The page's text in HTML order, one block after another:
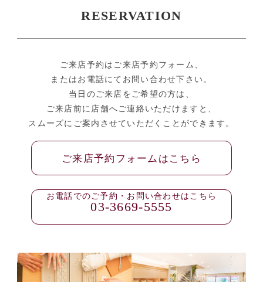
RESERVATION
ご来店予約はご来店予約フォーム、
またはお電話にてお問い合わせ下さい。
当日のご来店をご希望の方は、
ご来店前に店舗へご連絡いただけますと、
スムーズにご案内させていただくことができます。
ご来店予約フォームはこちら
お電話でのご予約・お問い合わせはこちら
03-3669-5555